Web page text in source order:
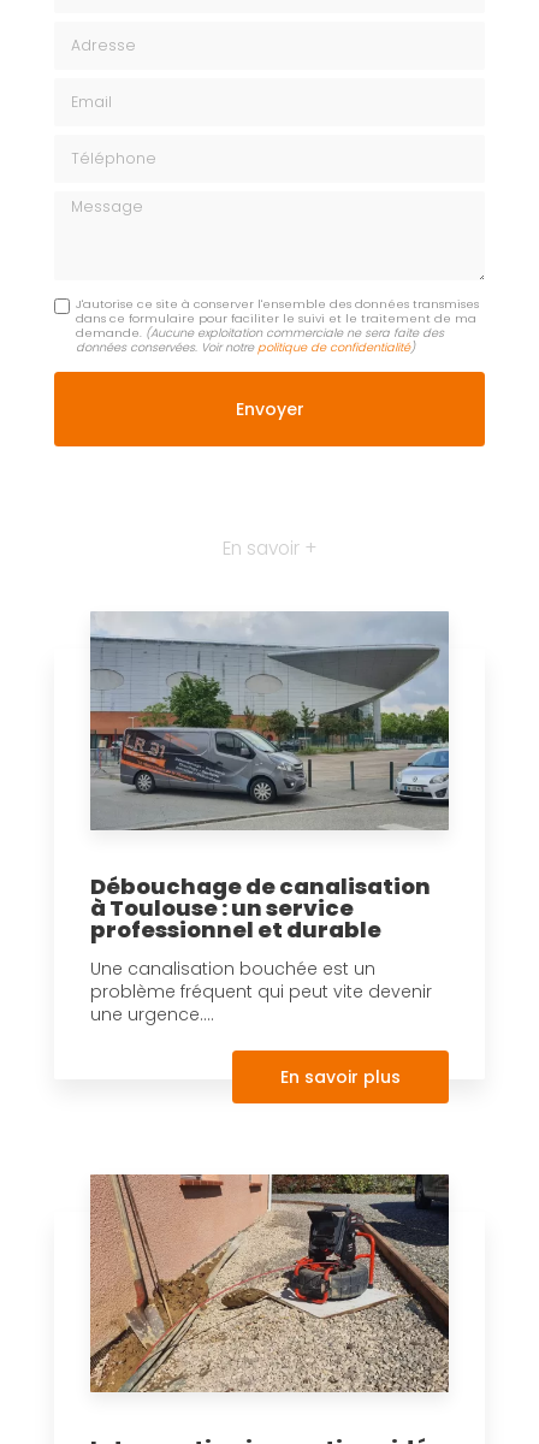
Message
J'autorise ce site à conserver l'ensemble des données transmises
dans ce formulaire pour faciliter le suivi et le traitement de ma
demande. (Aucune exploitation commerciale ne sera faite des
données conservées. Voir notrepolitique de confidentialité)
En savoir +
Débouchage de canalisation
à Toulouse : un service
professionnel et durable
Une canalisation bouchée est un
problème fréquent qui peut vite devenir
une urgence....
En savoir plus